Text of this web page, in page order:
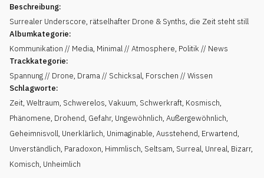
Beschreibung:
Surrealer Underscore, rätselhafter Drone & Synths, die Zeit steht still
Albumkategorie:
Kommunikation // Media, Minimal // Atmosphere, Politik // News
Trackkategorie:
Spannung // Drone, Drama // Schicksal, Forschen // Wissen
Schlagworte:
Zeit, Weltraum, Schwerelos, Vakuum, Schwerkraft, Kosmisch,
Phänomene, Drohend, Gefahr, Ungewöhnlich, Außergewöhnlich,
Geheimnisvoll, Unerklärlich, Unimaginable, Ausstehend, Erwartend,
Unverständlich, Paradoxon, Himmlisch, Seltsam, Surreal, Unreal, Bizarr,
Komisch, Unheimlich